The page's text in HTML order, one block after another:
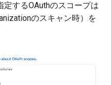
定するOAuthのスコープは
のスキャン時）を